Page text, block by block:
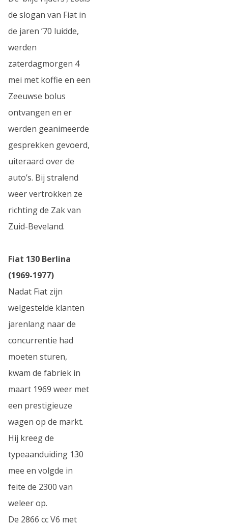
de slogan van Fiat in
de jaren ’70 luidde,
werden
zaterdagmorgen 4
mei met koffie en een
Zeeuwse bolus
ontvangen en er
werden geanimeerde
gesprekken gevoerd,
uiteraard over de
auto’s. Bij stralend
weer vertrokken ze
richting de Zak van
Zuid-Beveland.
Fiat 130 Berlina
(1969-1977)
Nadat Fiat zijn
welgestelde klanten
jarenlang naar de
concurrentie had
moeten sturen,
kwam de fabriek in
maart 1969 weer met
een prestigieuze
wagen op de markt.
Hij kreeg de
typeaanduiding 130
mee en volgde in
feite de 2300 van
weleer op.
De 2866 cc V6 met